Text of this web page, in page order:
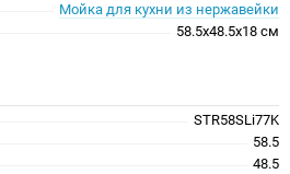
Мойка для кухни из нержавейки
58.5x48.5x18 см
STR58SLi77K
58.5
48.5